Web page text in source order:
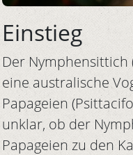
Einstieg
Der
eine australische
Papageien
unklar, ob der
Papageien zu den